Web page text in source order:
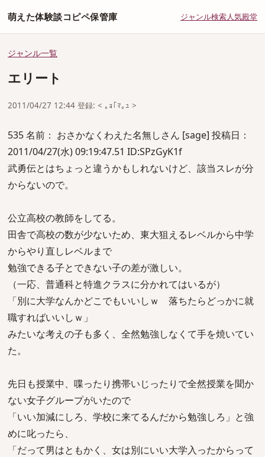
萌えた体験談コピペ保管庫 ジャンル検索人気殿堂
ジャンル一覧
エリート
2011/04/27 12:44 登録: < ｡ｮ｢ﾏ｡ｭ >
535 名前： おさかなくわえた名無しさん [sage] 投稿日：
2011/04/27(水) 09:19:47.51 ID:SPzGyK1f
武勇伝とはちょっと違うかもしれないけど、該当スレが分
からないので。
公立高校の教師をしてる。
田舎で高校の数が少ないため、東大狙えるレベルから中学
からやり直しレベルまで
勉強できる子とできない子の差が激しい。
（一応、普通科と特進クラスに分かれてはいるが）
「別に大学なんかどこでもいいしｗ 落ちたらどっかに就
職すればいいしｗ」
みたいな考えの子も多く、全然勉強しなくて手を焼いてい
た。
先日も授業中、喋ったり携帯いじったりで全然授業を聞か
ない女子グループがいたので
「いい加減にしろ、学校に来てるんだから勉強しろ」と強
めに叱ったら、
「だって男はともかく、女は別にいい大学入ったからって